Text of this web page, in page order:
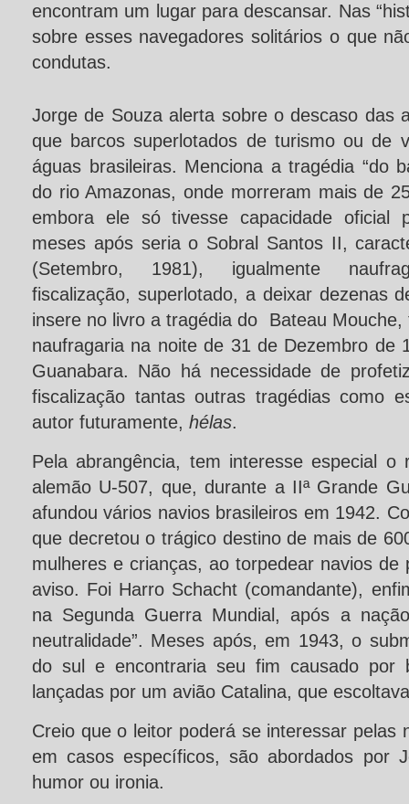
encontram um lugar para descansar. Nas
sobre esses navegadores solitários o que
condutas.
Jorge de Souza alerta sobre o descaso das
que barcos superlotados de turismo ou de
águas brasileiras. Menciona a tragédia “do
do rio Amazonas, onde morreram mais de
embora ele só tivesse capacidade oficial
meses após seria o Sobral Santos II,
(Setembro, 1981), igualmente
fiscalização, superlotado, a deixar dezenas
insere no livro a tragédia do Bateau
naufragaria na noite de 31 de Dezembro de
Guanabara. Não há necessidade de
fiscalização tantas outras tragédias como
autor futuramente, hélas.
Pela abrangência, tem interesse especial o
alemão U-507, que, durante a IIª Grande
afundou vários navios brasileiros em 1942.
que decretou o trágico destino de mais de
mulheres e crianças, ao torpedear navios de
aviso. Foi Harro Schacht (comandante),
na Segunda Guerra Mundial, após a
neutralidade”. Meses após, em 1943, o
do sul e encontraria seu fim causado por
lançadas por um avião Catalina, que
Creio que o leitor poderá se interessar pelas
em casos específicos, são abordados por
humor ou ironia.